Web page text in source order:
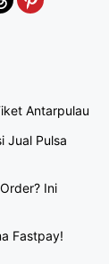
Antarpulau
Jual Pulsa
Ini
Fastpay!